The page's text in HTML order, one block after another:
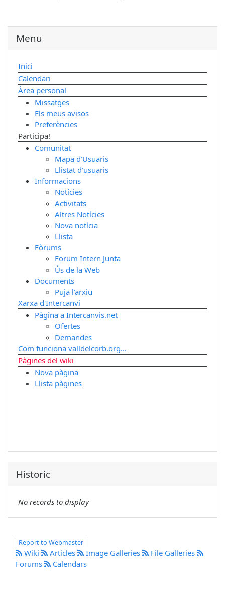
Menu
Inici
Calendari
Àrea personal
Missatges
Els meus avisos
Preferències
Participa!
Comunitat
Mapa d'Usuaris
Llistat d'usuaris
Informacions
Notícies
Activitats
Altres Notícies
Nova notícia
Llista
Fòrums
Forum Intern Junta
Ús de la Web
Documents
Puja l'arxiu
Xarxa d'Intercanvi
Pàgina a Intercanvis.net
Ofertes
Demandes
Com funciona valldelcorb.org...
Pàgines del wiki
Nova pàgina
Llista pàgines
Historic
No records to display
Report to Webmaster
Wiki Articles Image Galleries
File Galleries
Forums
Calendars